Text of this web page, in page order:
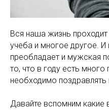
Вся наша жизнь
учеба и многое другое. И
преобладает и мужская
то, что в году есть много
необходимо
Давайте вспомним какие